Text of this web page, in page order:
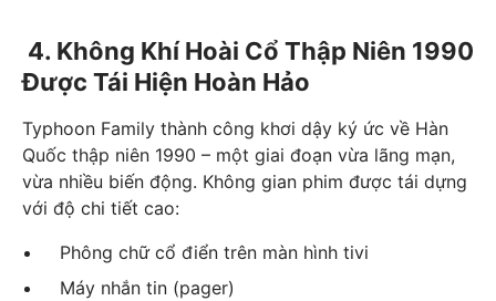
4. Không Khí Hoài Cổ Thập Niên 1990
Được Tái Hiện Hoàn Hảo
Typhoon Family thành công khơi dậy ký ức về Hàn
Quốc thập niên 1990 – một giai đoạn vừa lãng mạn,
vừa nhiều biến động. Không gian phim được tái dựng
với độ chi tiết cao:
Phông chữ cổ điển trên màn hình tivi
Máy nhắn tin (pager)